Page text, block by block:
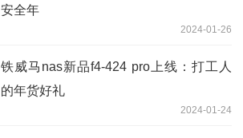
安全年
2024-01-26
铁威马nas新品f4-424 pro上线：打工人
的年货好礼
2024-01-24